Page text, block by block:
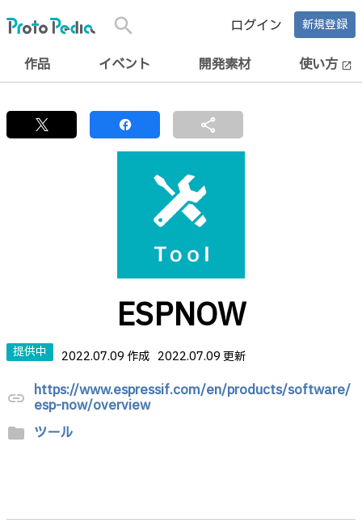
search ログイン 新規登録
作品 イベント 開発素材 使い方 open_in_new
share
ESPNOW
提供中 2022.07.09 作成 2022.07.09 更新
link https://www.espressif.com/en/products/software/
esp-now/overview
folder ツール